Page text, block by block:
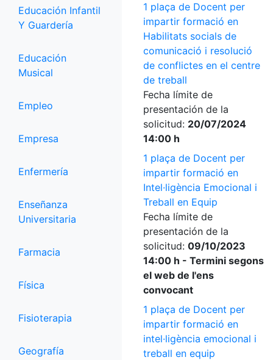
Educación Infantil
Y Guardería
Educación
Musical
Empleo
Empresa
Enfermería
Enseñanza
Universitaria
Farmacia
Física
Fisioterapia
Geografía
1 plaça de Docent per
impartir formació en
Habilitats socials de
comunicació i resolució
de conflictes en el centre
de treball
Fecha límite de
presentación de la
solicitud: 20/07/2024
14:00 h
1 plaça de Docent per
impartir formació en
Intel·ligència Emocional i
Treball en Equip
Fecha límite de
presentación de la
solicitud: 09/10/2023
14:00 h - Termini segons
el web de l'ens
convocant
1 plaça de Docent per
impartir formació en
intel·ligència emocional i
treball en equip